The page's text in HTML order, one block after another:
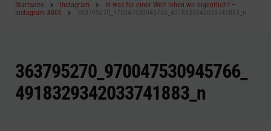
Startseite Instagram
In was für einer Welt leben wir eigentlich? –
Instagram #806
363795270_970047530945766_4918329342033741883_n
363795270_970047530945766_
4918329342033741883_n